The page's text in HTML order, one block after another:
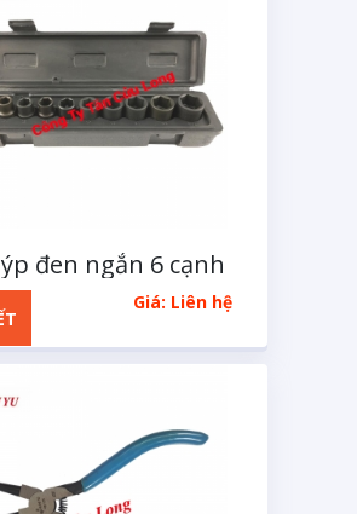
đen ngắn 6 cạnh
11 chi tiếtGiá: Liên hệ